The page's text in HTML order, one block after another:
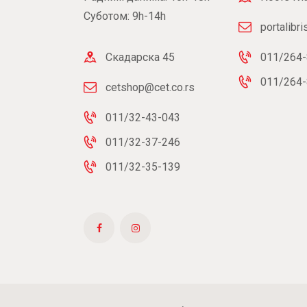
Суботом: 9h-14h
Скадарска 45
cetshop@cet.co.rs
011/32-43-043
011/32-37-246
011/32-35-139
011/
011/